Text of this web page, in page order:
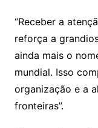
“Receber a
reforça a
ainda mais o
mundial. Isso
organização e a
fronteiras”.